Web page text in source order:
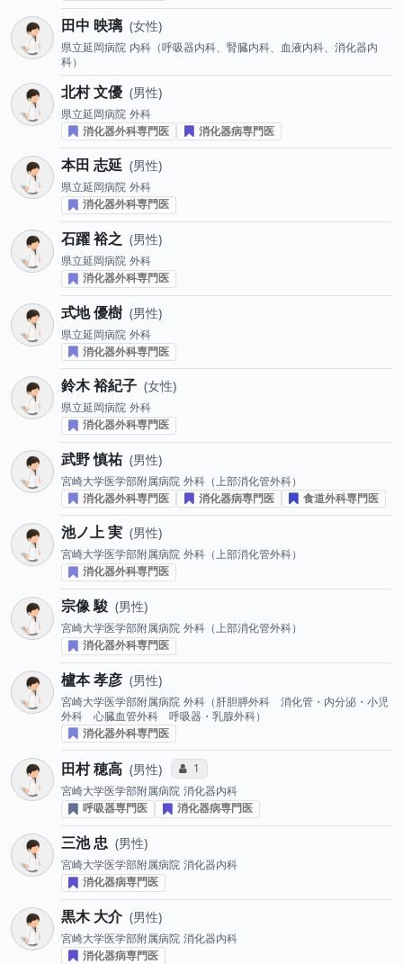
田中 映璃 女性
県立延岡病院 内科（呼吸器内科、腎臓内科、血液内科、消化器内
科）
北村 文優 男性
県立延岡病院 外科
消化器外科専門医
消化器病専門医
本田 志延 男性
県立延岡病院 外科
消化器外科専門医
石躍 裕之 男性
県立延岡病院 外科
消化器外科専門医
式地 優樹 男性
県立延岡病院 外科
消化器外科専門医
鈴木 裕紀子 女性
県立延岡病院 外科
消化器外科専門医
武野 慎祐 男性
宮崎大学医学部附属病院 外科（上部消化管外科）
消化器外科専門医
消化器病専門医 食道外科専門医
池ノ上 実 男性
宮崎大学医学部附属病院 外科（上部消化管外科）
消化器外科専門医
宗像 駿 男性
宮崎大学医学部附属病院 外科（上部消化管外科）
消化器外科専門医
櫨本 孝彦 男性
宮崎大学医学部附属病院 外科（肝胆膵外科 消化管・内分泌・小児
外科 心臓血管外科 呼吸器・乳腺外科）
消化器外科専門医
田村 穂高 男性 コミュニケーション・タイプ投票数
1
宮崎大学医学部附属病院 消化器内科
呼吸器専門医
消化器病専門医
三池 忠 男性
宮崎大学医学部附属病院 消化器内科
消化器病専門医
黒木 大介 男性
宮崎大学医学部附属病院 消化器内科
消化器病専門医